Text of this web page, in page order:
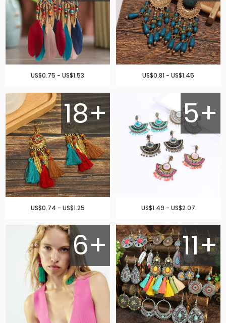
US$0.75 - US$1.53 US$0.81 - US$1.45
18+
US$0.74 - US$1.25
5+
US$1.49 - US$2.07
6+ 11+